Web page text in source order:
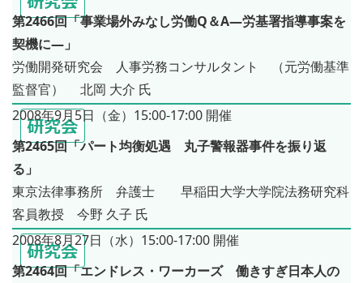
第2466回「事業場外みなし労働Q＆A―労基署指導事案を
契機に―」
労働開発研究会 人事労務コンサルタント （元労働基準
監督官） 北岡 大介 氏
2008年9月5日（金）15:00-17:00 開催
第2465回「パート均衡処遇 丸子警報器事件を振り返
る」
東京法律事務所 弁護士 早稲田大学大学院法務研究科
客員教授 今野 久子 氏
2008年8月27日（水）15:00-17:00 開催
第2464回「エンドレス・ワーカーズ 働きすぎ日本人の